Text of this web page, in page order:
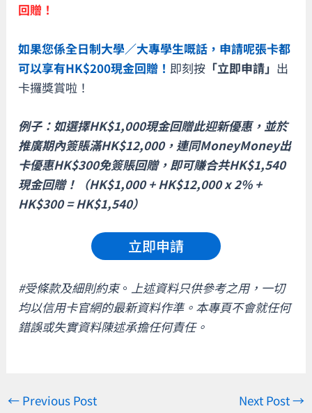
回贈！
如果您係全日制大學／大專學生嘅話，申請呢張卡都
可以享有HK$200現金回贈！ 即刻按 「立即申請」 出
卡攞獎賞啦！
例子：如選擇HK$1,000現金回贈此迎新優惠，並於
推廣期內簽賬滿HK$12,000，連同MoneyMoney出
卡優惠HK$300免簽賬回贈，即可賺合共HK$1,540
現金回贈！（HK$1,000 + HK$12,000 x 2% +
HK$300 = HK$1,540）
立即申請
#受條款及細則約束。 上述資料只供參考之用，一切
均以信用卡官網的最新資料作準。本專頁不會就任何
錯誤或失實資料陳述承擔任何責任。
← Previous Post Next Post→